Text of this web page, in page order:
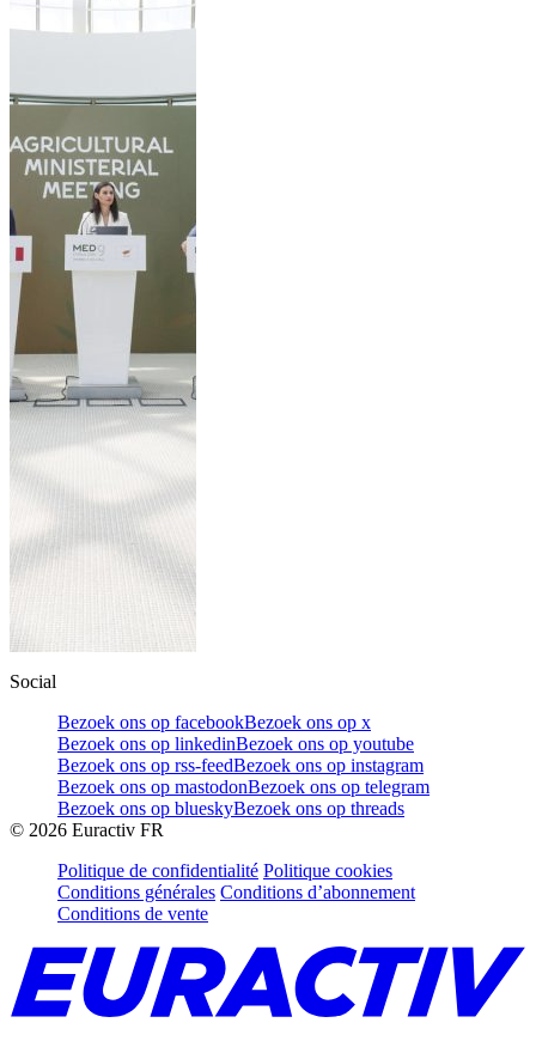
Social
Bezoek ons op facebookBezoek ons op x
Bezoek ons op linkedinBezoek ons op youtube
Bezoek ons op rss-feedBezoek ons op instagram
Bezoek ons op mastodonBezoek ons op telegram
Bezoek ons op blueskyBezoek ons op threads
© 2026 Euractiv FR
Politique de confidentialité Politique cookies
Conditions générales Conditions d’abonnement
Conditions de vente